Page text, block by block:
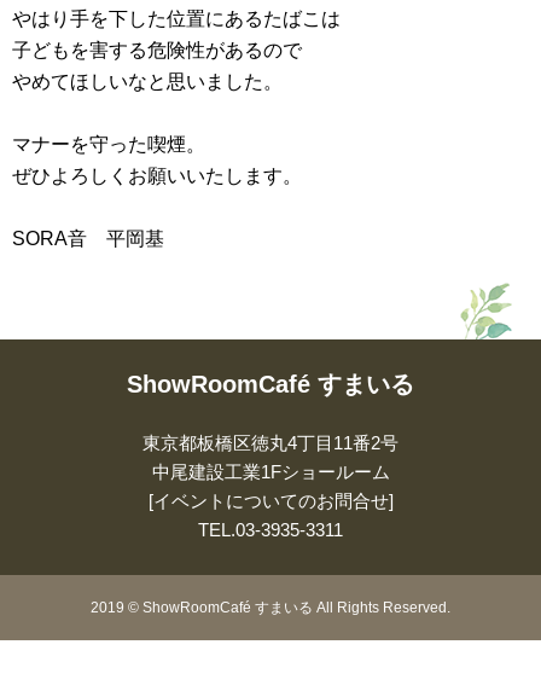
やはり手を下した位置にあるたばこは
子どもを害する危険性があるので
やめてほしいなと思いました。
マナーを守った喫煙。
ぜひよろしくお願いいたします。
SORA音 平岡基
ShowRoomCafé すまいる
東京都板橋区徳丸4丁目11番2号
中尾建設工業1Fショールーム
[イベントについてのお問合せ]
TEL.03-3935-3311
2019 © ShowRoomCafé すまいる All Rights Reserved.